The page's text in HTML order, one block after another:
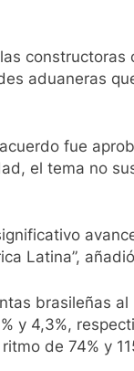
aduaneras
fue
el tema no
Latina”,
brasileñas
y 4,3%,
de 74% y